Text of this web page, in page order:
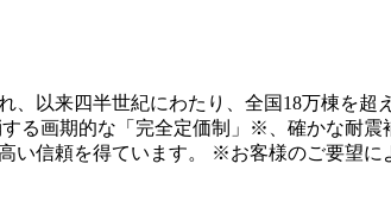
、以来四半世紀にわたり、全国18万棟を
る画期的な「完全定価制」※、確かな耐
信頼を得ています。 ※お客様のご要望に